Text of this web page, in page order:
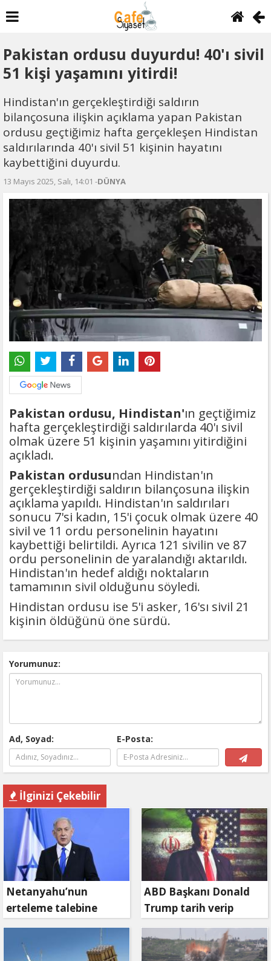
Pakistan ordusu duyurdu! 40'ı sivil
51 kişi yaşamını yitirdi!
Hindistan'ın gerçekleştirdiği saldırın
bilançosuna ilişkin açıklama yapan Pakistan
ordusu geçtiğimiz hafta gerçekleşen Hindistan
saldırılarında 40'ı sivil 51 kişinin hayatını
kaybettiğini duyurdu.
13 Mayıs 2025, Salı, 14:01 -DÜNYA
Pakistan ordusu, Hindistan'ın geçtiğimiz
hafta gerçekleştirdiği saldırılarda 40'ı sivil
olmak üzere 51 kişinin yaşamını yitirdiğini
açıkladı.
Pakistan ordusundan Hindistan'ın
gerçekleştirdiği saldırın bilançosuna ilişkin
açıklama yapıldı. Hindistan'ın saldırıları
sonucu 7'si kadın, 15'i çocuk olmak üzere 40
sivil ve 11 ordu personelinin hayatını
kaybettiği belirtildi. Ayrıca 121 sivilin ve 87
ordu personelinin de yaralandığı aktarıldı.
Hindistan'ın hedef aldığı noktaların
tamamının sivil olduğunu söyledi.
Hindistan ordusu ise 5'i asker, 16'sı sivil 21
kişinin öldüğünü öne sürdü.
Yorumunuz:
Ad, Soyad: E-Posta:
İlginizi Çekebilir
Netanyahu’nun
erteleme talebine
mahkemeden ret
ABD Başkanı Donald
Trump tarih verip
duyurdu: Savaş ne
zaman bitecek?